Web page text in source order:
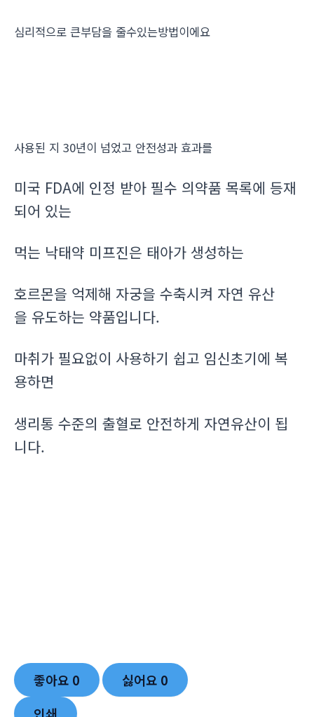
심리적으로 큰부담을 줄수있는방법이에요
사용된 지 30년이 넘었고 안전성과 효과를
미국 FDA에 인정 받아 필수 의약품 목록에 등재
되어 있는
먹는 낙태약 미프진은 태아가 생성하는
호르몬을 억제해 자궁을 수축시켜 자연 유산
을 유도하는 약품입니다.
마취가 필요없이 사용하기 쉽고 임신초기에 복
용하면
생리통 수준의 출혈로 안전하게 자연유산이 됩
니다.
좋아요 0 싫어요 0